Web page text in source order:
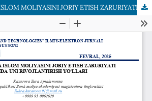
O‘ZBEKISTONDA ISLOM MOLIYASINI JORIY ETISH ZARURIYATI HAMDA UNI RIVOJLANTIRISH YO‘LLARI